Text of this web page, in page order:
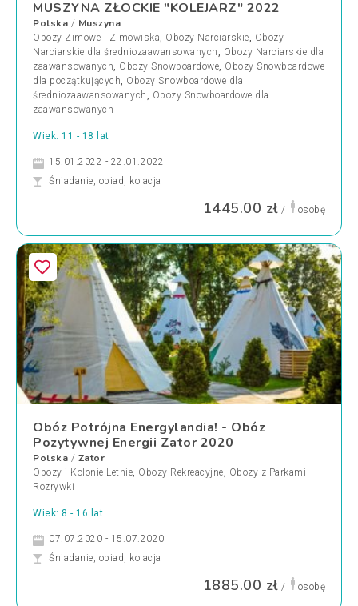
MUSZYNA ZŁOCKIE "KOLEJARZ" 2022
Polska / Muszyna
Obozy Zimowe i Zimowiska, Obozy Narciarskie, Obozy
Narciarskie dla średniozaawansowanych , Obozy Narciarskie dla
zaawansowanych, Obozy Snowboardowe, Obozy Snowboardowe
dla początkujących, Obozy Snowboardowe dla
średniozaawansowanych , Obozy Snowboardowe dla
zaawansowanych
Wiek: 11 - 18 lat
15.01.2022 - 22.01.2022
Śniadanie, obiad, kolacja
1445.00 zł / osobę
Obóz Potrójna Energylandia! - Obóz
Pozytywnej Energii Zator 2020
Polska / Zator
Obozy i Kolonie Letnie, Obozy Rekreacyjne, Obozy z Parkami
Rozrywki
Wiek: 8 - 16 lat
07.07.2020 - 15.07.2020
Śniadanie, obiad, kolacja
1885.00 zł / osobę